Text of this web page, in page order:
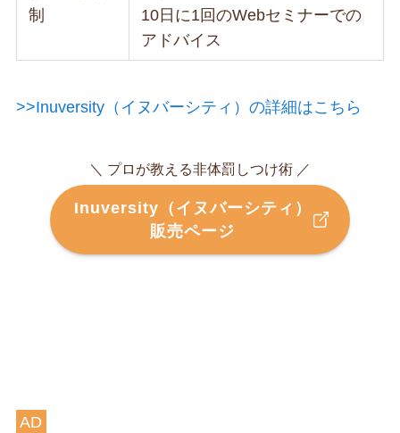
制
10日に1回のWebセミナーでの
アドバイス
>>Inuversity（イヌバーシティ）の詳細はこちら
＼ プロが教える非体罰しつけ術 ／
Inuversity（イヌバーシティ）
販売ページ
AD